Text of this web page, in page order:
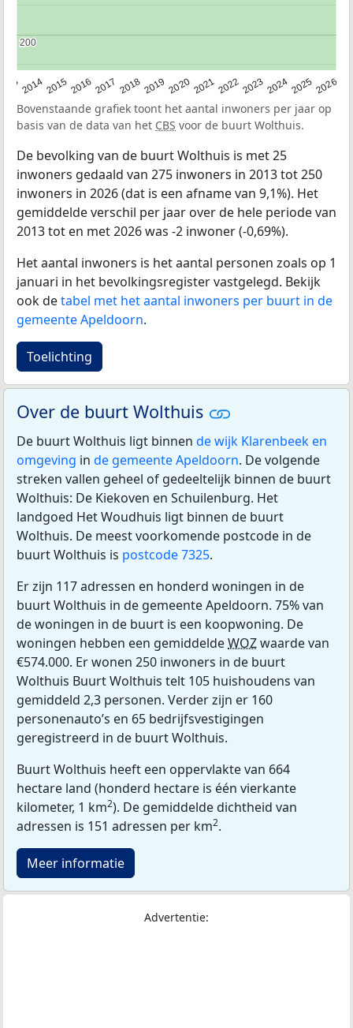
2014201520162017 20182019 2020202120222023202420252026
200
200
Bovenstaande grafiek toont het aantal inwoners per jaar op
basis van de data van het CBS voor de buurt Wolthuis.
De bevolking van de buurt Wolthuis is met 25
inwoners gedaald van 275 inwoners in 2013 tot 250
inwoners in 2026 (dat is een afname van 9,1%). Het
gemiddelde verschil per jaar over de hele periode van
2013 tot en met 2026 was -2 inwoner (-0,69%).
Het aantal inwoners is het aantal personen zoals op 1
januari in het bevolkingsregister vastgelegd. Bekijk
ook detabel met het aantal inwoners per buurt in de
gemeente Apeldoorn.
Toelichting
Over de buurt Wolthuis
De buurt Wolthuis ligt binnen de wijk Klarenbeek en
omgeving in de gemeente Apeldoorn. De volgende
streken vallen geheel of gedeeltelijk binnen de buurt
Wolthuis: De Kiekoven en Schuilenburg. Het
landgoed Het Woudhuis ligt binnen de buurt
Wolthuis. De meest voorkomende postcode in de
buurt Wolthuis is postcode 7325.
Er zijn 117 adressen en honderd woningen in de
buurt Wolthuis in de gemeente Apeldoorn. 75% van
de woningen in de buurt is een koopwoning. De
woningen hebben een gemiddeldeWOZwaarde van
€574.000. Er wonen 250 inwoners in de buurt
Wolthuis Buurt Wolthuis telt 105 huishoudens van
gemiddeld 2,3 personen. Verder zijn er 160
personenauto’s en 65 bedrijfsvestigingen
geregistreerd in de buurt Wolthuis.
Buurt Wolthuis heeft een oppervlakte van 664
hectare land (honderd hectare is één vierkante
kilometer, 1 km2). De gemiddelde dichtheid van
adressen is 151 adressen per km2.
Meer informatie
Advertentie: